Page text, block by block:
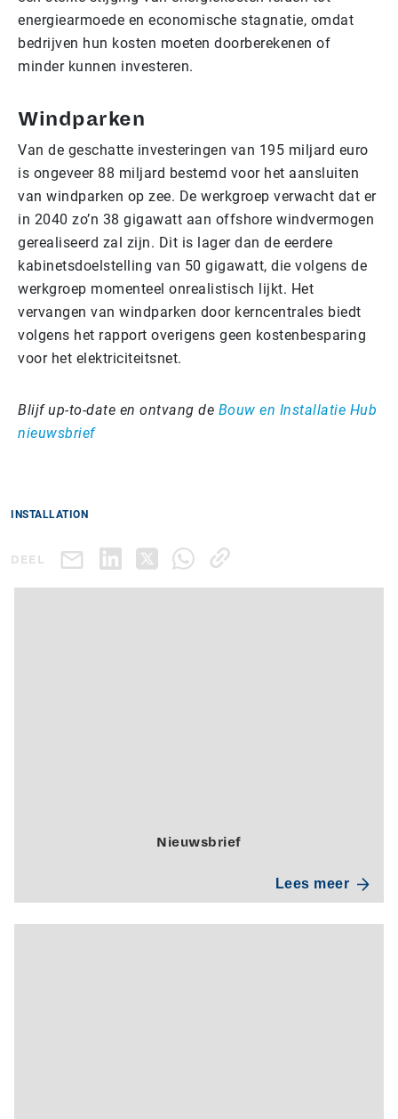
energiearmoede en economische stagnatie, omdat
bedrijven hun kosten moeten doorberekenen of
minder kunnen investeren.
Windparken
Van de geschatte investeringen van 195 miljard euro
is ongeveer 88 miljard bestemd voor het aansluiten
van windparken op zee. De werkgroep verwacht dat er
in 2040 zo’n 38 gigawatt aan offshore windvermogen
gerealiseerd zal zijn. Dit is lager dan de eerdere
kabinetsdoelstelling van 50 gigawatt, die volgens de
werkgroep momenteel onrealistisch lijkt. Het
vervangen van windparken door kerncentrales biedt
volgens het rapport overigens geen kostenbesparing
voor het elektriciteitsnet.
Blijf up-to-date en ontvang de Bouw en Installatie Hub
nieuwsbrief
INSTALLATION
DEEL
Nieuwsbrief
Lees meer